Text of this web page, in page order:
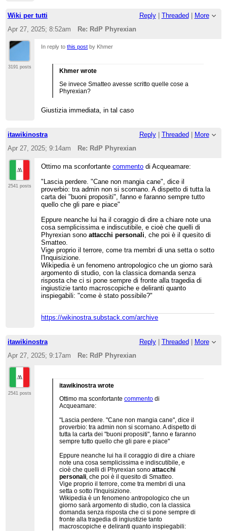
Wiki per tutti Reply| Threaded
More
Apr 27, 2025; 8:52am
Re: RdP Phyrexian
3191 posts
In reply tothis post by Khmer
Khmer wrote
Se invece Smatteo avesse scritto quelle cose a
Phyrexian?
Giustizia immediata, in tal caso
itawikinostra Reply| Threaded
More
Apr 27, 2025; 9:14am
Re: RdP Phyrexian
2541 posts
Ottimo ma sconfortantecommento di Acqueamare:
"Lascia perdere. "Cane non mangia cane", dice il
proverbio: tra admin non si scornano. A dispetto di tutta la
carta dei "buoni propositi", fanno e faranno sempre tutto
quello che gli pare e piace"
Eppure neanche lui ha il coraggio di dire a chiare note una
cosa semplicissima e indiscutibile, e cioè che quelli di
Phyrexian sonoattacchi personali, che poi è il quesito di
Smatteo.
Vige proprio il terrore, come tra membri di una setta o sotto
l'Inquisizione.
Wikipedia è un fenomeno antropologico che un giorno sarà
argomento di studio, con la classica domanda senza
risposta che ci si pone sempre di fronte alla tragedia di
ingiustizie tanto macroscopiche e deliranti quanto
inspiegabili: "come è stato possibile?"
https://wikinostra.substack.com/archive
itawikinostra Reply| Threaded
More
Apr 27, 2025; 9:17am
Re: RdP Phyrexian
2541 posts
itawikinostra wrote
Ottimo ma sconfortantecommento di
Acqueamare:
"Lascia perdere. "Cane non mangia cane", dice il
proverbio: tra admin non si scornano. A dispetto di
tutta la carta dei "buoni propositi", fanno e faranno
sempre tutto quello che gli pare e piace"
Eppure neanche lui ha il coraggio di dire a chiare
note una cosa semplicissima e indiscutibile, e
cioè che quelli di Phyrexian sonoattacchi
personali, che poi è il quesito di Smatteo.
Vige proprio il terrore, come tra membri di una
setta o sotto l'Inquisizione.
Wikipedia è un fenomeno antropologico che un
giorno sarà argomento di studio, con la classica
domanda senza risposta che ci si pone sempre di
fronte alla tragedia di ingiustizie tanto
macroscopiche e deliranti quanto inspiegabili: